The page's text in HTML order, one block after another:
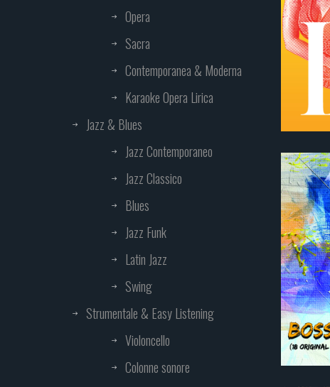
Opera
Sacra
Contemporanea & Moderna
Karaoke Opera Lirica
Jazz & Blues
Jazz Contemporaneo
Jazz Classico
Blues
Jazz Funk
Latin Jazz
Swing
Strumentale & Easy Listening
Violoncello
Colonne sonore